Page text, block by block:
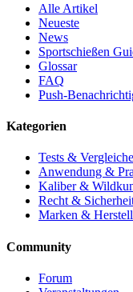
Alle Artikel
Neueste
News
Sportschießen
Glossar
FAQ
Push-
Kategorien
Tests & Vergleiche
Anwendung &
Kaliber &
Recht &
Marken &
Community
Forum